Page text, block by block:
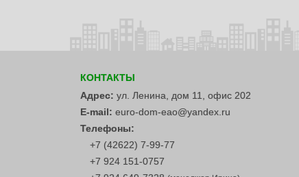
КОНТАКТЫ
Адрес: ул. Ленина, дом 11, офис 202
E-mail: euro-dom-eao@yandex.ru
Телефоны:
+7 (42622) 7-99-77
+7 924 151-0757